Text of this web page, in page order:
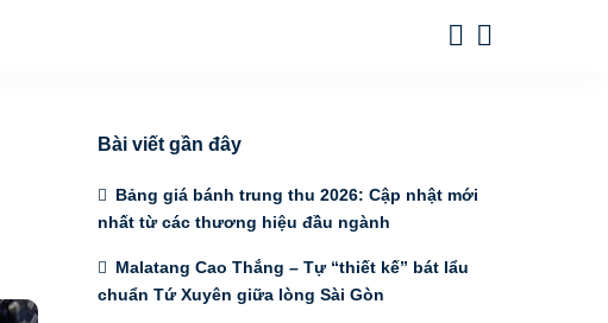
Bài viết gần đây
Bảng giá bánh trung thu 2026: Cập nhật mới
nhất từ các thương hiệu đầu ngành
Malatang Cao Thắng – Tự “thiết kế” bát lẩu
chuẩn Tứ Xuyên giữa lòng Sài Gòn